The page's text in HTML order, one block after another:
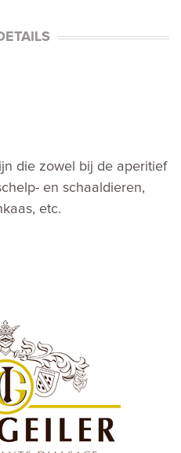
die zowel bij de aperitief
en schaaldieren,
etc.